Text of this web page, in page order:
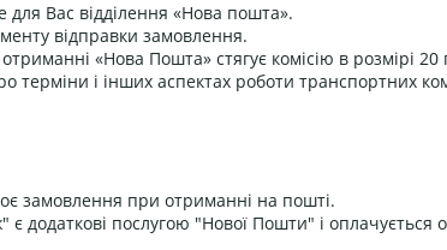
для Вас відділення «Нова пошта».
відправки замовлення.
«Нова Пошта» стягує комісію в розмірі 20
терміни і інших аспектах роботи транспортних
замовлення при отриманні на пошті.
є додаткові послугою "Нової Пошти" і оплачується